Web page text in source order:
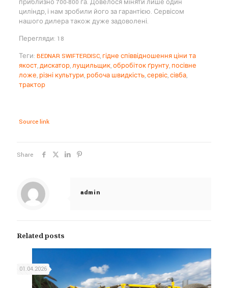
приблизно 700-800 га. Довелося міняти лише один
циліндр, і нам зробили його за гарантією. Сервісом
нашого дилера також дуже задоволені.
Перегляди: 18
Теги: BEDNAR SWIFTERDISC, гідне співвідношення ціни та
якост,дискатор,лущильщик,обробіток ґрунту, посівне
ложе, різні культури, робоча швидкість,сервіс,сівба,
трактор
Source link
Share
admin
Related posts
01.04.2026